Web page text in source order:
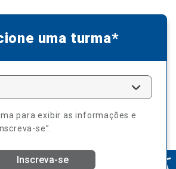
uma turma*
para exibir as informações e
se”.
Inscreva-se